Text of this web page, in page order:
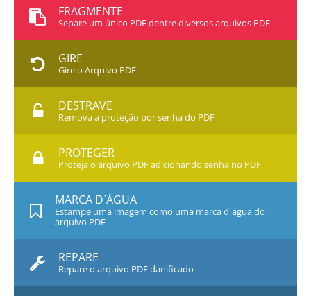
FRAGMENTE
Separe um único PDF dentre diversos arquivos PDF
GIRE
Gire o Arquivo PDF
DESTRAVE
Remova a proteção por senha do PDF
PROTEGER
Proteja o arquivo PDF adicionando senha no PDF
MARCA D`ÁGUA
Estampe uma imagem como uma marca d`água do
arquivo PDF
REPARE
Repare o arquivo PDF danificado